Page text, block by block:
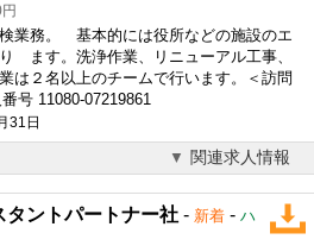
業務。 基本的には役所などの施設のエ
ます。洗浄作業、リニューアル工事、
２名以上のチームで行います。＜訪問
号 11080-07219861
31日
関連求人情報
タントパートナー社 - 新着 - ハ